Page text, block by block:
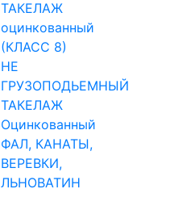
ТАКЕЛАЖ
оцинкованный
(КЛАСС 8)
НЕ
ГРУЗОПОДЬЕМНЫЙ
ТАКЕЛАЖ
Оцинкованный
ФАЛ, КАНАТЫ,
ВЕРЕВКИ,
ЛЬНОВАТИН